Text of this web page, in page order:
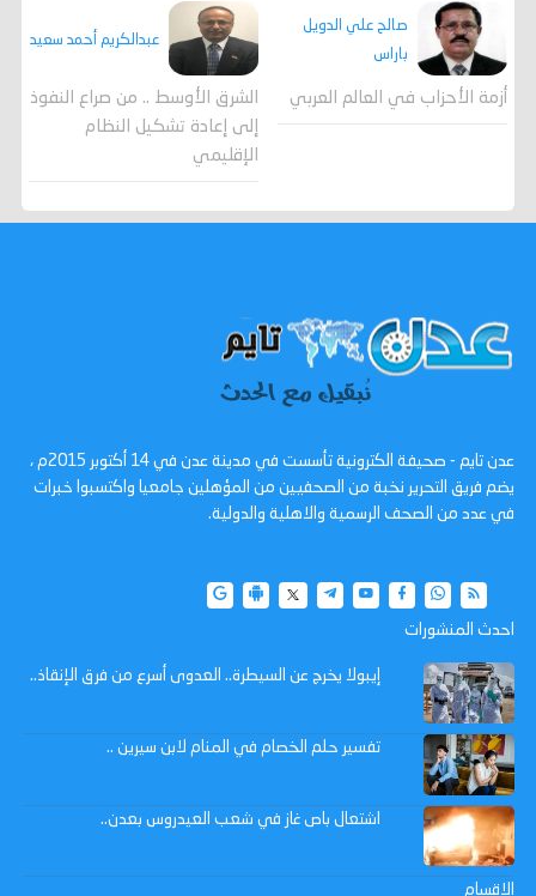
صالح علي الدويل
باراس
أزمة الأحزاب في العالم العربي
عبدالكريم أحمد سعيد
الشرق الأوسط .. من صراع النفوذ
إلى إعادة تشكيل النظام
الإقليمي
عدن تايم - صحيفة الكترونية تأسست في مدينة عدن في 14 أكتوبر 2015م ،
يضم فريق التحرير نخبة من الصحفيين من المؤهلين جامعيا واكتسبوا خبرات
في عدد من الصحف الرسمية والاهلية والدولية.
احدث المنشورات
إيبولا يخرج عن السيطرة.. العدوى أسرع من فرق الإنقاذ..
تفسير حلم الخصام في المنام لابن سيرين ..
اشتعال باص غاز في شعب العيدروس بعدن..
الاقسام